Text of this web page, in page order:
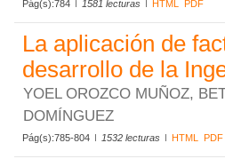
Pág(s):784 1581 lecturas HTML PDF
La aplicación de
desarrollo de la
YOEL OROZCO MUÑOZ,
DOMÍNGUEZ
Pág(s):785-804 1532 lecturas HTML PDF